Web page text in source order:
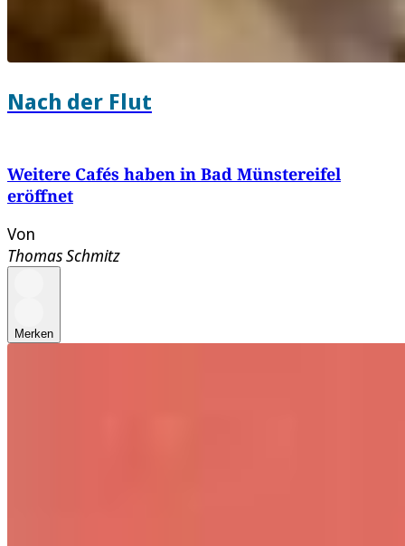
Nach der Flut
Weitere Cafés haben in Bad Münstereifel
eröffnet
Von
Thomas Schmitz
Merken